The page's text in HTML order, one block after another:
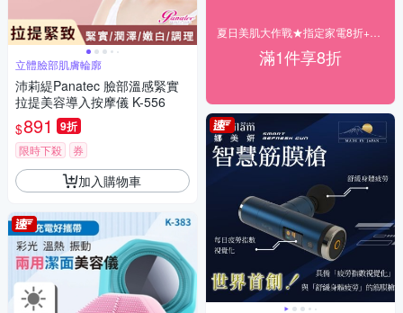
立體臉部肌膚輪廓
沛莉緹Panatec 臉部溫感緊實
拉提美容導入按摩儀 K-556
$891 9折
限時下殺 券
加入購物車
滿1件享8折